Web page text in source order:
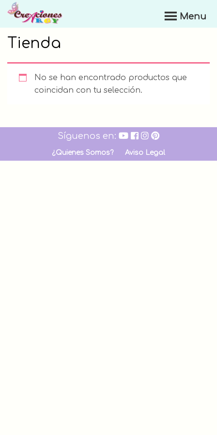
Skip
content
Creaciones
Argy
Menu
Tienda
No se han encontrado productos que
coincidan con tu selección.
Síguenos en:
¿Quienes Somos? Aviso Legal